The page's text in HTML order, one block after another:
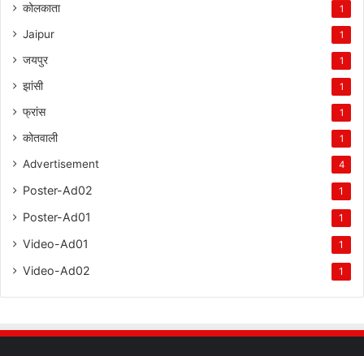
कोलकाता 1
Jaipur 1
जयपुर 1
झांसी 1
फ्रांस 1
कोतवाली 1
Advertisement 4
Poster-Ad02 1
Poster-Ad01 1
Video-Ad01 1
Video-Ad02 1